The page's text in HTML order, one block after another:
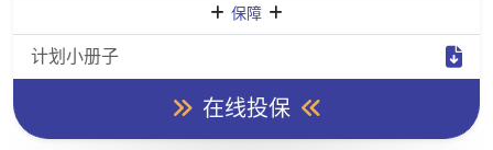
保障
计划小册子
在线投保